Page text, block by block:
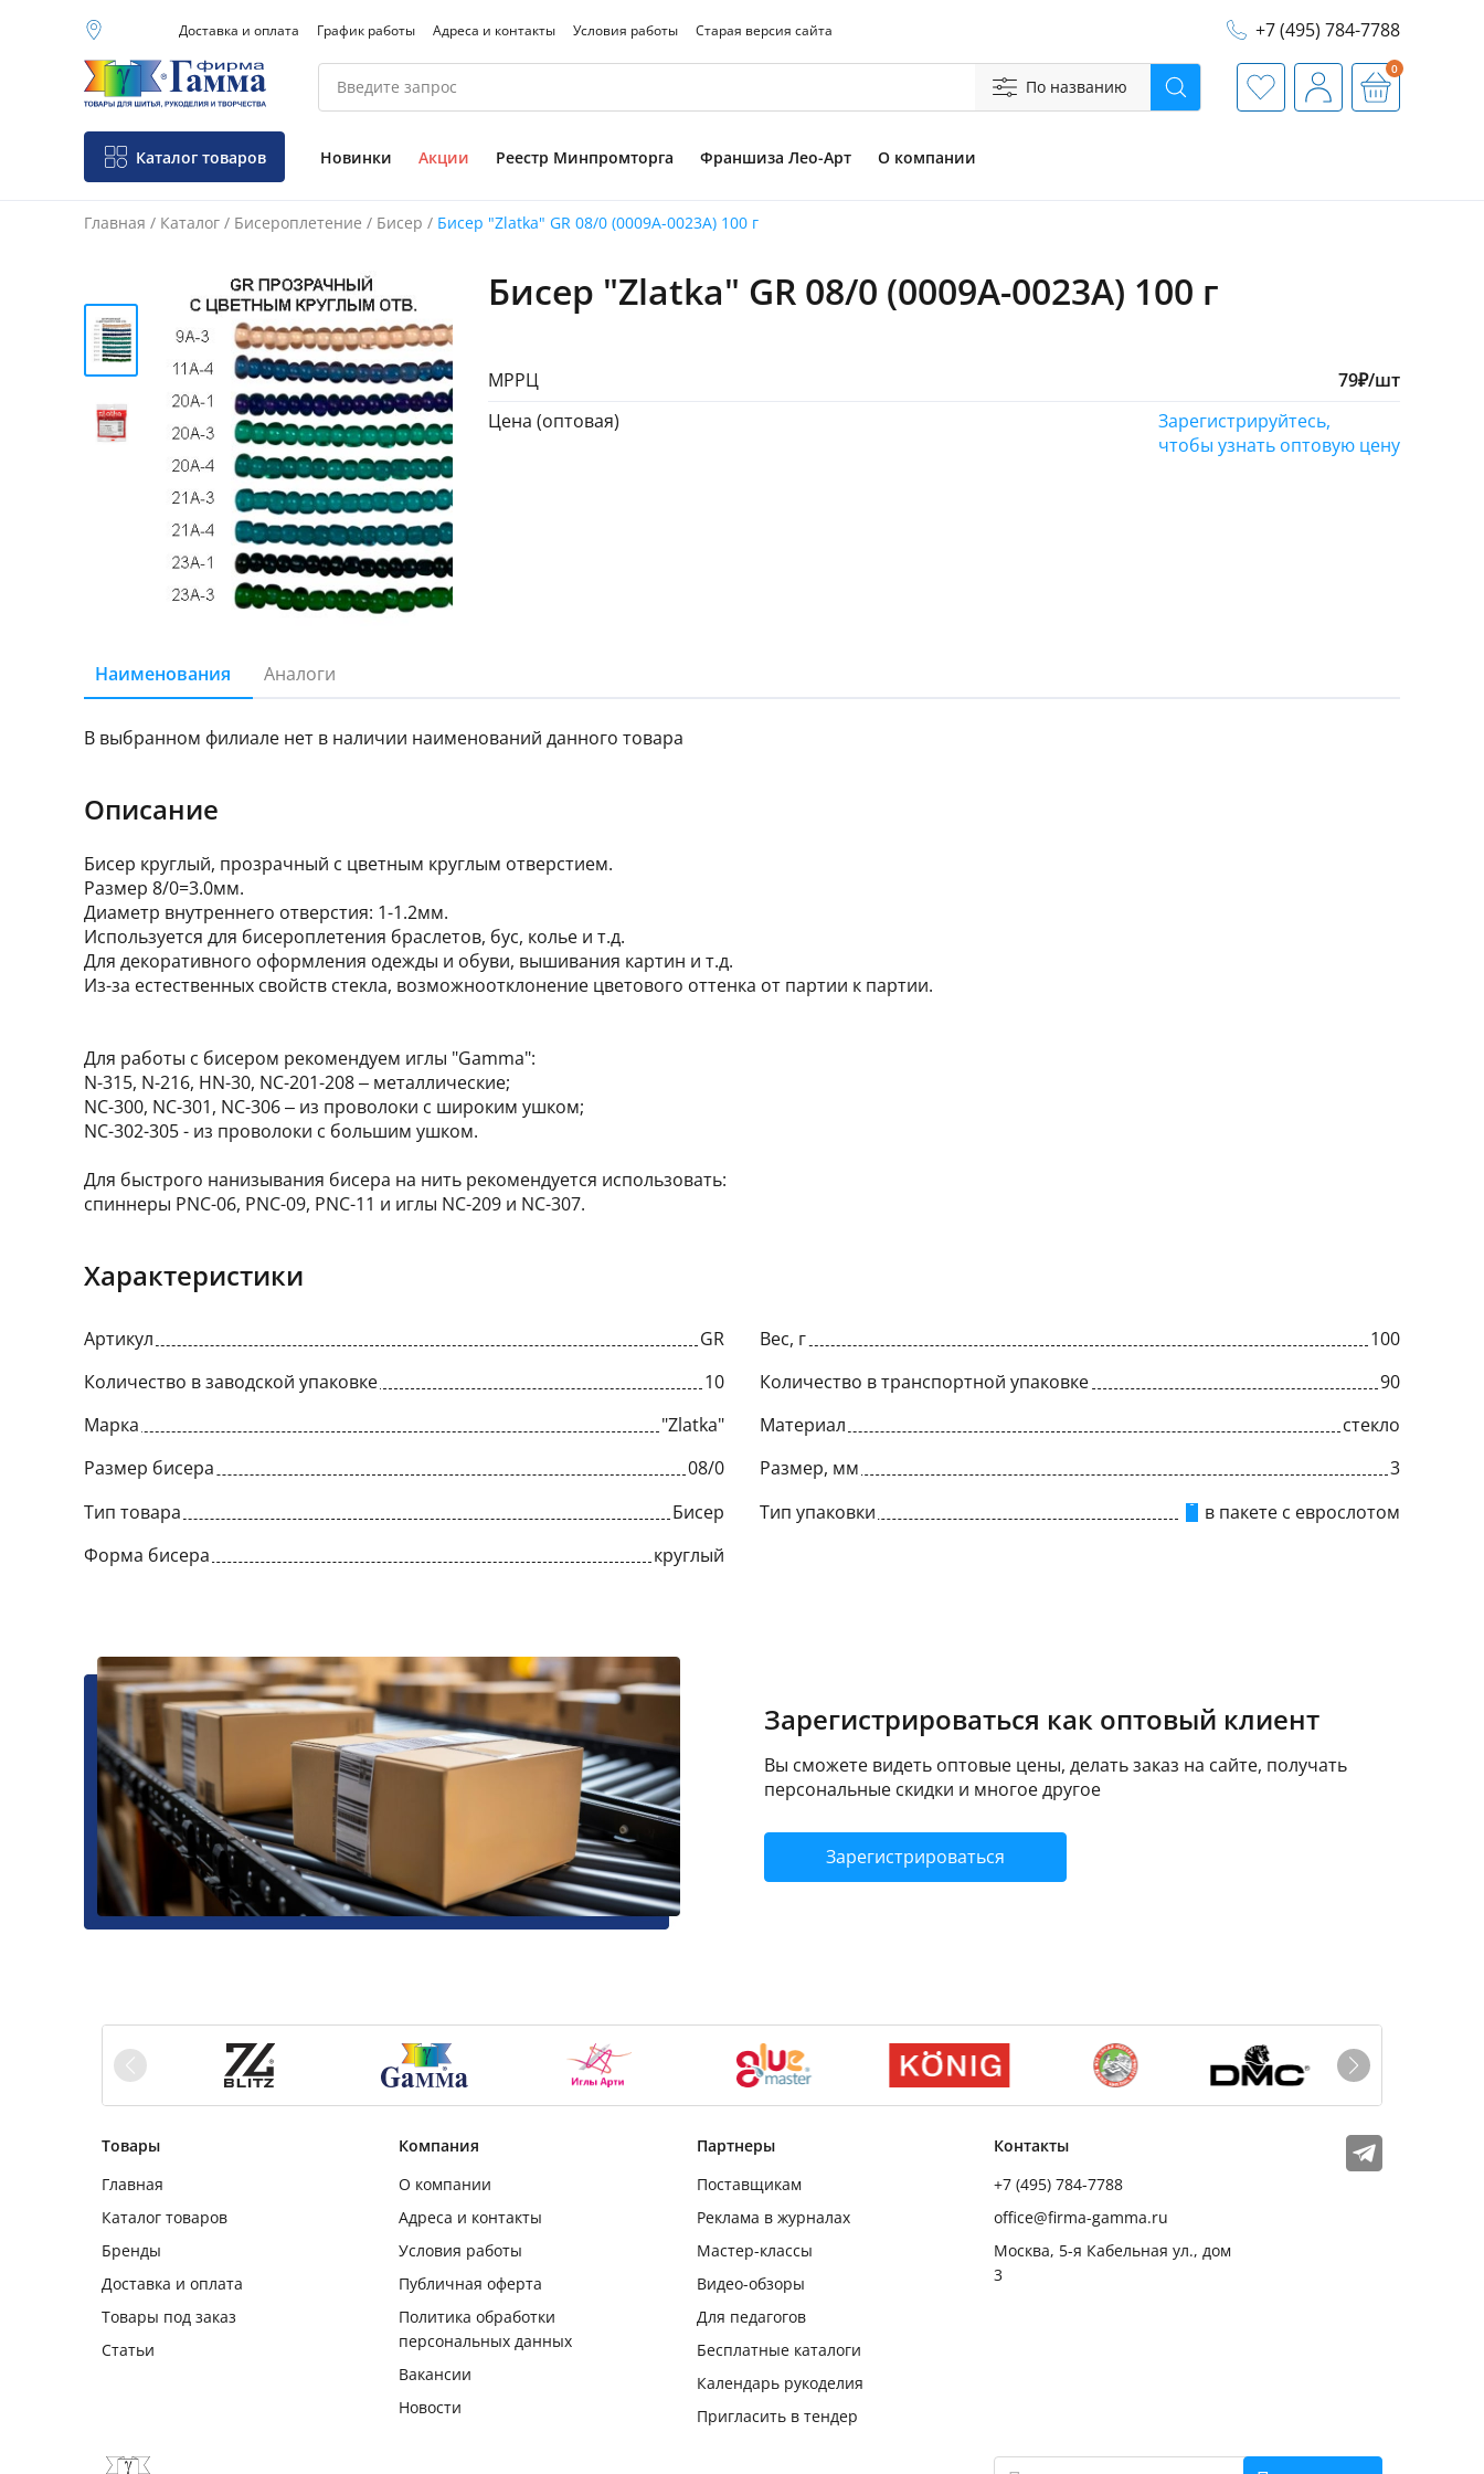
Москва (основной
склад)
Санкт-Петербург
Нижний Новгород
Доставка и оплата График работы Адреса и контакты Условия работы Старая версия сайта +7 (495) 784-7788
По названию Поиск ИзбранноеПрофильКорзина
0
Каталог товаров Новинки Акции Реестр Минпромторга Франшиза Лео-Арт О компании
Главная / Каталог / Бисероплетение / Бисер / Бисер "Zlatka" GR 08/0 (0009A-0023A) 100 г
Фото товара
Бисер "Zlatka" GR 08/0 (0009A-0023A) 100 г
МРРЦ 79₽/шт
Цена (оптовая)
Зарегистрируйтесь,
чтобы узнать оптовую цену
Наименования Аналоги
В выбранном филиале нет в наличии наименований данного товара
Описание
Бисер круглый, прозрачный с цветным круглым отверстием.
Размер 8/0=3.0мм.
Диаметр внутреннего отверстия: 1-1.2мм.
Используется для бисероплетения браслетов, бус, колье и т.д.
Для декоративного оформления одежды и обуви, вышивания картин и т.д.
Из-за естественных свойств стекла, возможноотклонение цветового оттенка от партии к партии.
Для работы с бисером рекомендуем иглы "Gamma":
N-315, N-216, HN-30, NC-201-208 – металлические;
NC-300, NC-301, NC-306 – из проволоки с широким ушком;
NC-302-305 - из проволоки с большим ушком.
Для быстрого нанизывания бисера на нить рекомендуется использовать:
спиннеры PNC-06, PNC-09, PNC-11 и иглы NC-209 и NC-307.
Характеристики
Артикул GR Вес, г
100
Количество в заводской упаковке
10 Количество в транспортной упаковке
90
Марка
"Zlatka" Материал
стекло
Размер бисера
08/0 Размер, мм
3
Тип товара
Бисер Тип упаковки
в пакете с еврослотом
Форма бисера
круглый
Зарегистрироваться как оптовый клиент
Вы сможете видеть оптовые цены, делать заказ на сайте, получать
персональные скидки и многое другое
Зарегистрироваться
Товары
Главная
Каталог товаров
Бренды
Доставка и оплата
Товары под заказ
Статьи
Компания
О компании
Адреса и контакты
Условия работы
Публичная оферта
Политика обработки
персональных данных
Вакансии
Новости
Партнеры
Поставщикам
Реклама в журналах
Мастер-классы
Видео-обзоры
Для педагогов
Бесплатные каталоги
Календарь рукоделия
Пригласить в тендер
Контакты
+7 (495) 784-7788
office@firma-gamma.ru
Москва, 5-я Кабельная ул., дом
3
Мы в соцсетях
Телеграм